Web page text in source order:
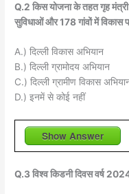
Q.2 किस योजना के तहत गृह मंत्री
सुविधाओं और 178 गांवों में विकास
A.) दिल्ली विकास अभियान
B.) दिल्ली ग्रामोदय अभियान
C.) दिल्ली ग्रामीण विकास
D.) इनमें से कोई नहीं
Show Answer
Q.3 विश्व किडनी दिवस वर्ष